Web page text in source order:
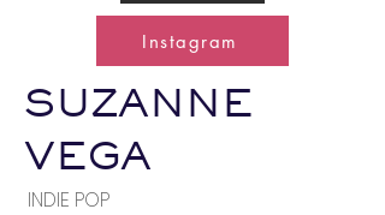
Instagram
SUZANNE
VEGA
INDIE POP